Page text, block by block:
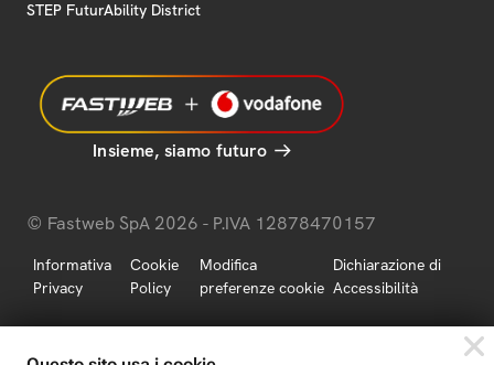
STEP FuturAbility District
Insieme, siamo futuro
© Fastweb SpA 2026 - P.IVA 12878470157
Informativa
Privacy
Cookie
Policy
Modifica
preferenze cookie
Dichiarazione di
Accessibilità